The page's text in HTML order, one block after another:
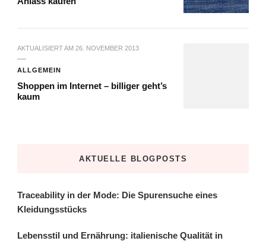
AKTUALISIERT AM 26. NOVEMBER 2013
ALLGEMEIN
Shoppen im Internet – billiger geht’s
kaum
AKTUELLE BLOGPOSTS
Traceability in der Mode: Die Spurensuche eines
Kleidungsstücks
Lebensstil und Ernährung: italienische Qualität in